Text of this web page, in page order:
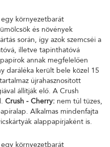
környezetbarát
és növények
során, így azok szemcséi a
illetve tapinthatóvá
annak megfelelően
daráléka került bele közel 15
újrahasznosított
állítják elő. A Crush
Crush - Cherry: nem túl tüzes,
Alkalmas mindenfajta
alappapírjaként is.
környezetbarát